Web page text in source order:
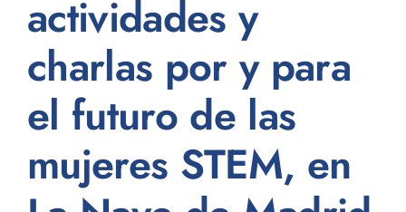
actividades y
charlas por y para
el futuro de las
mujeres STEM, en